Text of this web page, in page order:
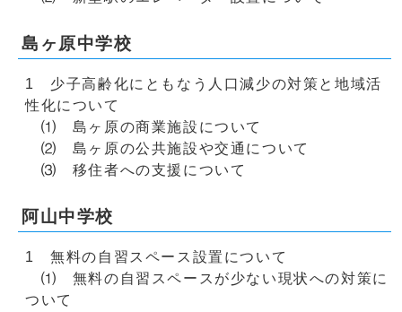
島ヶ原中学校
1 少子高齢化にともなう人口減少の対策と地域活
性化について
⑴ 島ヶ原の商業施設について
⑵ 島ヶ原の公共施設や交通について
⑶ 移住者への支援について
阿山中学校
1 無料の自習スペース設置について
⑴ 無料の自習スペースが少ない現状への対策に
ついて